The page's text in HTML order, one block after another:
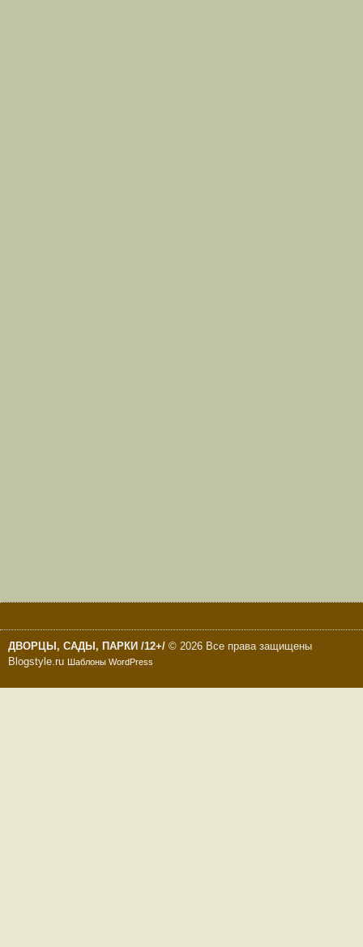
ДВОРЦЫ, САДЫ, ПАРКИ /12+/ © 2026 Все права защищены
Blogstyle.ru Шаблоны WordPress